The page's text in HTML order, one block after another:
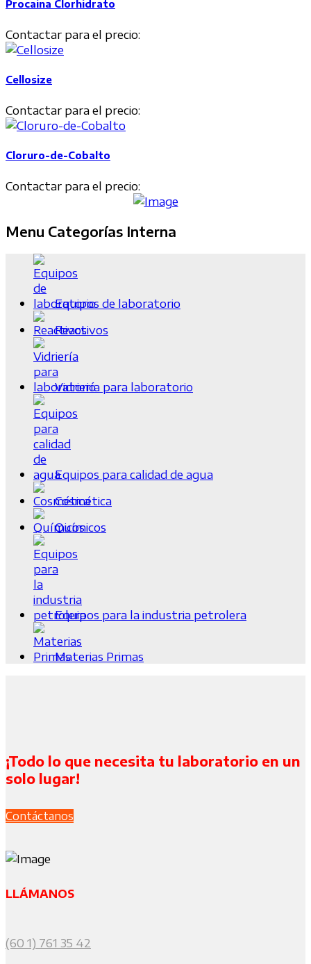
Procaina Clorhidrato
Contactar para el precio:
Cellosize
Contactar para el precio:
Cloruro-de-Cobalto
Contactar para el precio:
Menu Categorías Interna
Equipos de laboratorio
Reactivos
Vidriería para laboratorio
Equipos para calidad de agua
Cosmética
Químicos
Equipos para la industria petrolera
Materias Primas
¡Todo lo que necesita tu laboratorio en un
solo lugar!
Contáctanos
LLÁMANOS
(60 1) 761 35 42